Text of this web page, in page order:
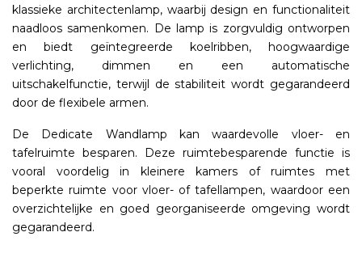
klassieke architectenlamp, waarbij design en functionaliteit
naadloos samenkomen. De lamp is zorgvuldig ontworpen
en biedt geïntegreerde koelribben, hoogwaardige
verlichting, dimmen en een automatische
uitschakelfunctie, terwijl de stabiliteit wordt gegarandeerd
door de flexibele armen.
De Dedicate Wandlamp kan waardevolle vloer- en
tafelruimte besparen. Deze ruimtebesparende functie is
vooral voordelig in kleinere kamers of ruimtes met
beperkte ruimte voor vloer- of tafellampen, waardoor een
overzichtelijke en goed georganiseerde omgeving wordt
gegarandeerd.